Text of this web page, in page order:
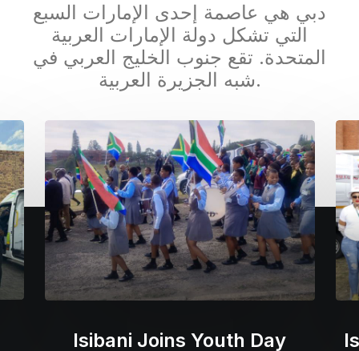
دبي هي عاصمة إحدى الإمارات السبع
التي تشكل دولة الإمارات العربية
المتحدة. تقع جنوب الخليج العربي في
شبه الجزيرة العربية.
Isibani Joins Youth Day